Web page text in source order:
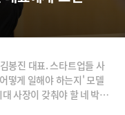
봉진 대표. 스타트업들 사
떻게 일해야 하는지' 모델
사장이 갖춰야 할 네 박자